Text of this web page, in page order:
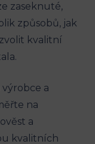
zaseknuté,
způsobů, jak
kvalitní
a
na
a
kvalitních